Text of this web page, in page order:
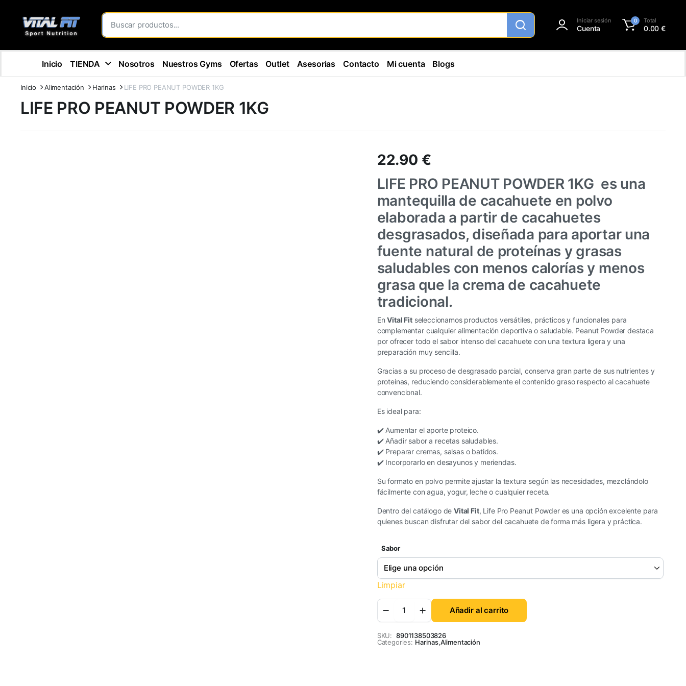
Iniciar sesión
Cuenta
0 Total
0.00€
Inicio TIENDA Nosotros Nuestros Gyms Ofertas Outlet Asesorias Contacto Mi cuenta Blogs
Inicio Alimentación Harinas LIFE PRO PEANUT POWDER 1KG
LIFE PRO PEANUT POWDER 1KG
22.90 €
LIFE PRO PEANUT POWDER 1KG es una
mantequilla de cacahuete en polvo
elaborada a partir de cacahuetes
desgrasados, diseñada para aportar una
fuente natural de proteínas y grasas
saludables con menos calorías y menos
grasa que la crema de cacahuete
tradicional.
EnVital Fitseleccionamos productos versátiles, prácticos y funcionales para
complementar cualquier alimentación deportiva o saludable. Peanut Powder destaca
por ofrecer todo el sabor intenso del cacahuete con una textura ligera y una
preparación muy sencilla.
Gracias a su proceso de desgrasado parcial, conserva gran parte de sus nutrientes y
proteínas, reduciendo considerablemente el contenido graso respecto al cacahuete
convencional.
Es ideal para:
✔️ Aumentar el aporte proteico.
✔️ Añadir sabor a recetas saludables.
✔️ Preparar cremas, salsas o batidos.
✔️ Incorporarlo en desayunos y meriendas.
Su formato en polvo permite ajustar la textura según las necesidades, mezclándolo
fácilmente con agua, yogur, leche o cualquier receta.
Dentro del catálogo deVital Fit, Life Pro Peanut Powder es una opción excelente para
quienes buscan disfrutar del sabor del cacahuete de forma más ligera y práctica.
Sabor
Limpiar
Añadir al carrito
SKU: 8901138503826
Categories: Harinas,Alimentación